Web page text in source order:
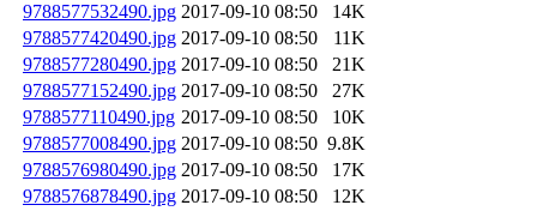
9788577532490.jpg 2017-09-10 08:50
14K
9788577420490.jpg 2017-09-10 08:50
11K
9788577280490.jpg 2017-09-10 08:50
21K
9788577152490.jpg 2017-09-10 08:50
27K
9788577110490.jpg 2017-09-10 08:50
10K
9788577008490.jpg 2017-09-10 08:50 9.8K
9788576980490.jpg 2017-09-10 08:50
17K
9788576878490.jpg 2017-09-10 08:50
12K